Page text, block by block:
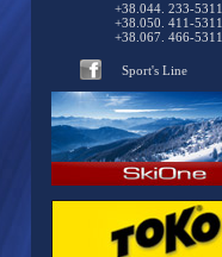
+38.044. 233-5311
+38.050. 411-5311
+38.067. 466-5311
Sport's Line